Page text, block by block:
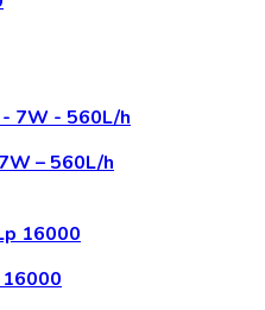
– 560L/h
16000